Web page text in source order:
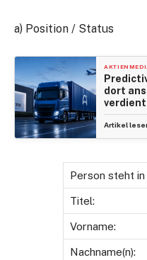
a) Position / Status
dort
verdient
Artikel
Person steht in
Titel:
Vorname:
Nachname(n):